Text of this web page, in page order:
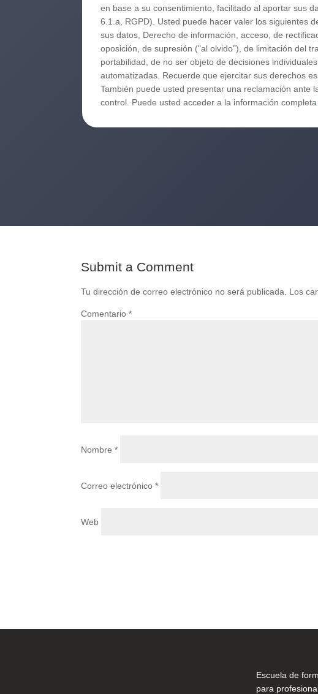
en base a su consentimiento, facilitado al aportar sus
6.1.a, RGPD). Usted puede hacer valer los siguientes
sus datos, Derecho de información, acceso, de
oposición, de supresión ("al olvido"), de limitación del
portabilidad, de no ser objeto de decisiones individuales
automatizadas. Recuerde que ejercitar sus derechos es
También puede usted presentar una reclamación ante
control. Puede usted acceder a la información
Submit a Comment
Tu dirección de correo electrónico no será publicada. Los
Comentario *
Nombre *
Correo electrónico *
Web
Escuela de
para